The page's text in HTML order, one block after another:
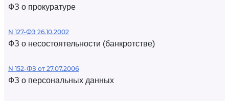
ФЗ о прокуратуре
N 127-ФЗ 26.10.2002
ФЗ о несостоятельности (банкротстве)
N 152-ФЗ от 27.07.2006
ФЗ о персональных данных